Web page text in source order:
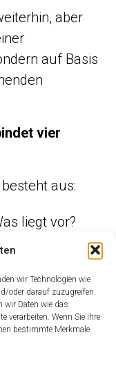
wir Technologien wie
oder darauf zuzugreifen.
wir Daten wie das
verarbeiten. Wenn Sie Ihre
bestimmte Merkmale
aber
auf Basis
vier
aus:
liegt vor?
Art von
werden